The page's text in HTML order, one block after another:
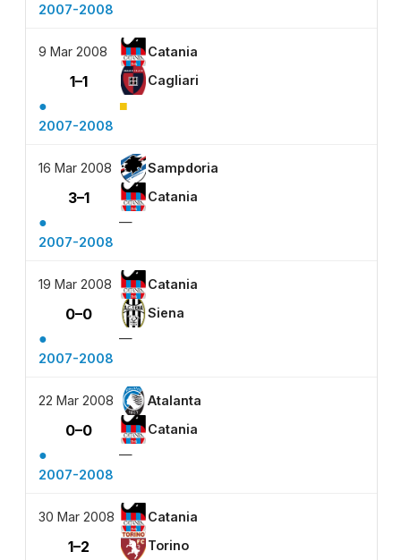
2007-2008
9 Mar 2008 Catania
1–1 Cagliari
● ■
2007-2008
16 Mar 2008 Sampdoria
3–1 Catania
●
—
2007-2008
19 Mar 2008 Catania
0–0 Siena
●
—
2007-2008
22 Mar 2008 Atalanta
0–0 Catania
●
—
2007-2008
30 Mar 2008 Catania
1–2 Torino